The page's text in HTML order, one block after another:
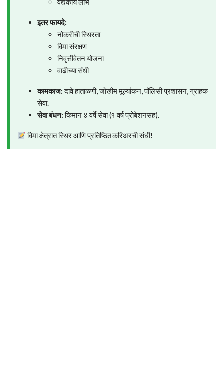
वैद्यकीय लाभ
इतर फायदे:
नोकरीची स्थिरता
विमा संरक्षण
निवृत्तीवेतन योजना
वाढीच्या संधी
कामकाज:दावे हाताळणी, जोखीम मूल्यांकन, पॉलिसी प्रशासन, ग्राहक
सेवा.
सेवा बंधन:किमान ४ वर्षे सेवा (१ वर्ष प्रोबेशनसह).
विमा क्षेत्रात स्थिर आणि प्रतिष्ठित करिअरची संधी!